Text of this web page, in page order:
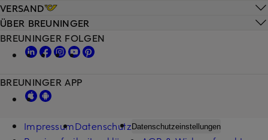
VERSAND
ÜBER BREUNINGER
BREUNINGER FOLGEN
BREUNINGER APP
ImpressumDatenschutzDatenschutzeinstellungen